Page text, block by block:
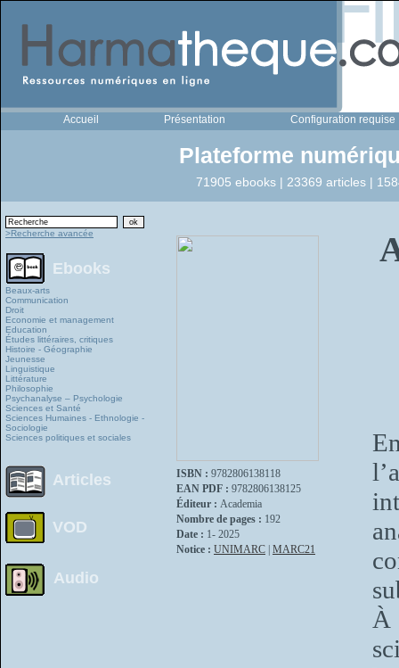
Accueil Présentation Configuration requise
Plateforme
71905 ebooks | 23369 articles |
>Recherche avancée
Ebooks
Beaux-arts
Communication
Droit
Economie et management
Education
Études littéraires, critiques
Histoire - Géographie
Jeunesse
Linguistique
Littérature
Philosophie
Psychanalyse – Psychologie
Sciences et Santé
Sciences Humaines - Ethnologie -
Sociologie
Sciences politiques et sociales
Articles
VOD
Audio
ISBN : 9782806138118
EAN PDF : 9782806138125
Éditeur : Academia
Nombre de pages : 192
Date : 1- 2025
Notice : UNIMARC MARC21
À